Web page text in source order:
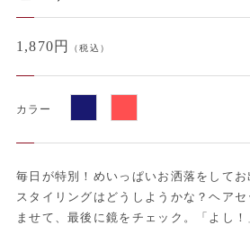
1,870円 （税込）
カラー
毎日が特別！めいっぱいお洒落をして
スタイリングはどうしようかな？ヘア
ませて、最後に鏡をチェック。「よし